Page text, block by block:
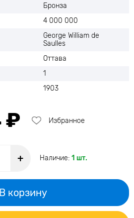
Бронза
4 000 000
George William de
Saulles
Оттава
1
1903
₽ Избранное
+ Наличие: 1 шт.
В корзину